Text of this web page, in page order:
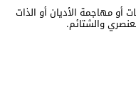
أو مهاجمة الأديان أو الذات
والشتائم.